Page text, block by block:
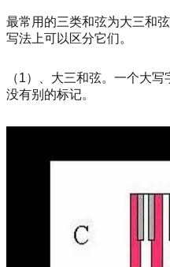
最常用的三类和弦为大三和
写法上可以区分它们。
（1）、大三和弦。一个大
没有别的标记。